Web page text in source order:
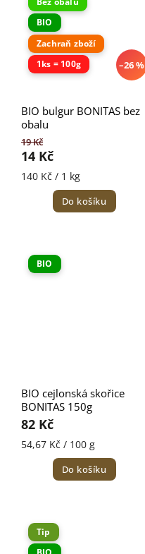
BIO
Zachraň zboží
1ks = 100g
–26 %
BIO bulgur BONITAS bez
obalu
19 Kč
14 Kč
140 Kč / 1 kg
Do košíku
BIO
BIO cejlonská skořice
BONITAS 150g
82 Kč
54,67 Kč / 100 g
Do košíku
Tip